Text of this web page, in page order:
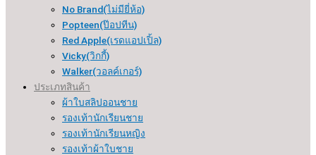
No Brand(ไม่มียี่ห้อ)
Popteen(ป๊อปทีน)
Red Apple(เรดแอปเปิ้ล)
Vicky(วิกกี้)
Walker(วอลค์เกอร์)
ประเภทสินค้า
ผ้าใบสลิปออนชาย
รองเท้านักเรียนชาย
รองเท้านักเรียนหญิง
รองเท้าผ้าใบชาย